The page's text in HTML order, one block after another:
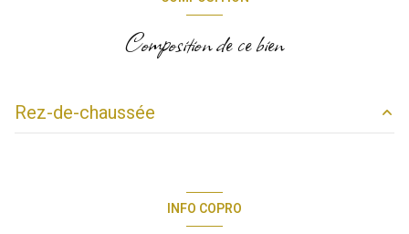
Composition de ce bien
Rez-de-chaussée
INFO COPRO